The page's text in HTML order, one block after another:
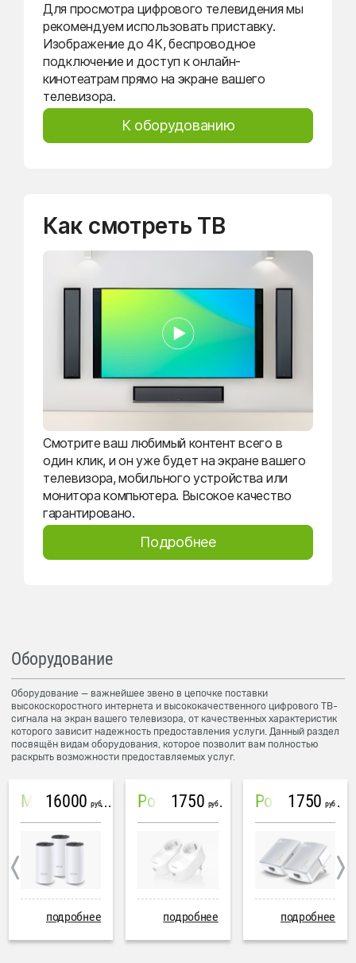
Для просмотра цифрового телевидения мы
рекомендуем использовать приставку.
Изображение до 4K, беспроводное
подключение и доступ к онлайн-
кинотеатрам прямо на экране вашего
телевизора.
К оборудованию
Как смотреть ТВ
Смотрите ваш любимый контент всего в
один клик, и он уже будет на экране вашего
телевизора, мобильного устройства или
монитора компьютера. Высокое качество
гарантировано.
Подробнее
Оборудование
Оборудование — важнейшее звено в цепочке поставки
высокоскоростного интернета и высококачественного цифрового ТВ-
сигнала на экран вашего телевизора, от качественных характеристик
которого зависит надежность предоставления услуги. Данный раздел
посвящён видам оборудования, которое позволит вам полностью
раскрыть возможности предоставляемых услуг.
Mesh система TP-Link Deco M4 (3 устройства)
16000 руб
подробнее
PowerLine Tenda PH6
1750 руб
подробнее
PowerLine TP-Link AV600
1750 руб
подробнее